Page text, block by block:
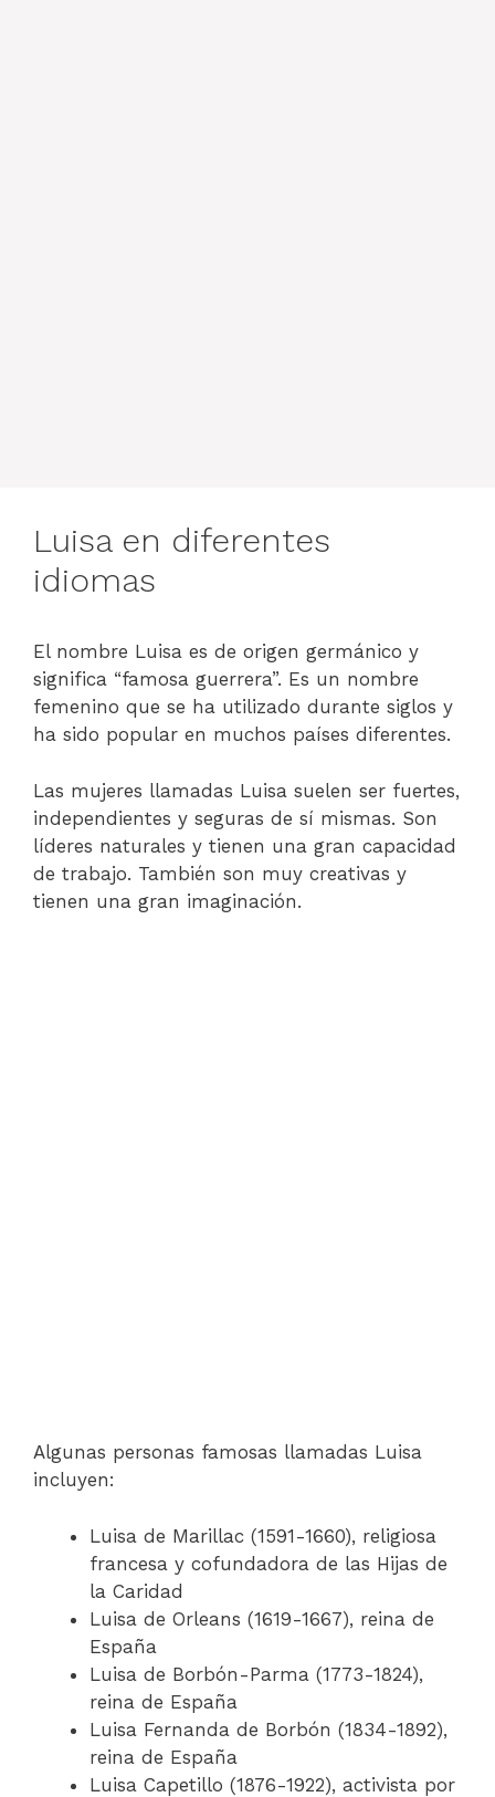
Luisa en diferentes
idiomas
El nombre Luisa es de origen germánico y
significa “famosa guerrera”. Es un nombre
femenino que se ha utilizado durante siglos y
ha sido popular en muchos países diferentes.
Las mujeres llamadas Luisa suelen ser fuertes,
independientes y seguras de sí mismas. Son
líderes naturales y tienen una gran capacidad
de trabajo. También son muy creativas y
tienen una gran imaginación.
Algunas personas famosas llamadas Luisa
incluyen:
Luisa de Marillac (1591-1660), religiosa
francesa y cofundadora de las Hijas de
la Caridad
Luisa de Orleans (1619-1667), reina de
España
Luisa de Borbón-Parma (1773-1824),
reina de España
Luisa Fernanda de Borbón (1834-1892),
reina de España
Luisa Capetillo (1876-1922), activista por